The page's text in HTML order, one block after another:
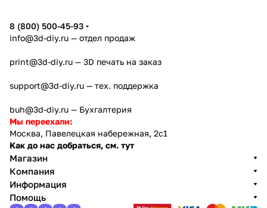
8 (800) 500-45-93
info@3d-diy.ru — отдел продаж
print@3d-diy.ru — 3D печать на заказ
support@3d-diy.ru — тех. поддержка
buh@3d-diy.ru — Бухгалтерия
Мы переехали:
Москва, Павелецкая набережная, 2с1
Как до нас добраться, см. тут
Магазин
Компания
Информация
Помощь